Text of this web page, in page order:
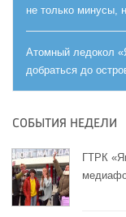
не только минусы,
Атомный ледокол
добраться до
СОБЫТИЯ НЕДЕЛИ
ГТРК